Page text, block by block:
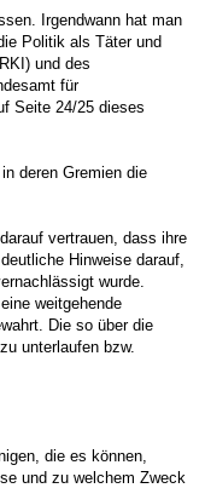
Irgendwann hat man
Politik als Täter und
und des
für
Seite 24/25 dieses
deren Gremien die
vertrauen, dass ihre
Hinweise darauf,
wurde.
weitgehende
Die so über die
unterlaufen bzw.
die es können,
und zu welchem Zweck